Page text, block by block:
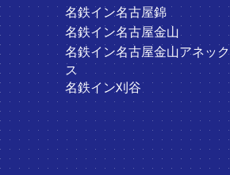
名鉄イン名古屋錦
名鉄イン名古屋金山
名鉄イン名古屋金山アネック
ス
名鉄イン刈谷